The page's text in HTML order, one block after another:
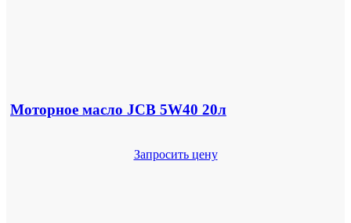
Моторное масло JCB 5W40 20л
Запросить цену